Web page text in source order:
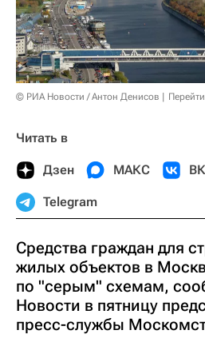
© РИА Новости / Антон Денисов
Читать в
Дзен МАКС
Telegram
Средства граждан для
жилых объектов в
по "серым" схемам,
Новости в пятницу
пресс-службы